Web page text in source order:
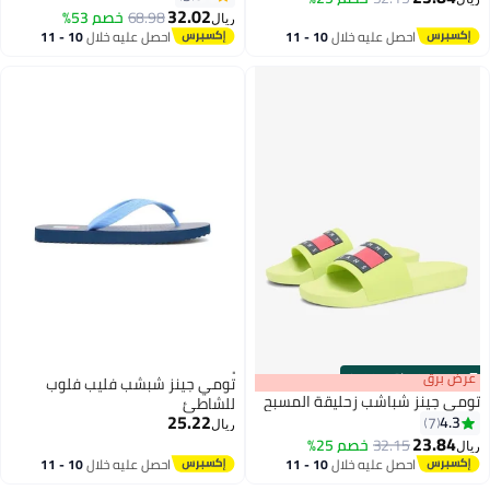
6
احصل عليه خلال 10 - 11
17
ريال32.02
68.98خصم 53%
احصل عليه خلال 10 - 11
00m:00s
·باقي 100%
6
عرض برق
تومي جينز شباشب زحليقة المسبح
4.3
7
ريال23.84
32.15خصم 25%
احصل عليه خلال 10 - 11
تومي جينز شبشب فليب فلوب
للشاطئ
ريال25.22
احصل عليه خلال 10 - 11